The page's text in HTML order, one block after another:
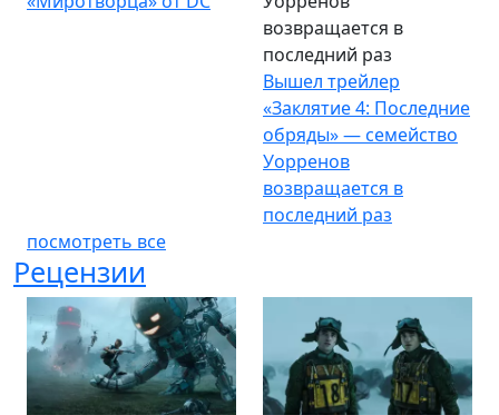
возвращается в
последний раз
Вышел трейлер
«Заклятие 4: Последние
обряды» — семейство
Уорренов
возвращается в
последний раз
посмотреть все
Рецензии